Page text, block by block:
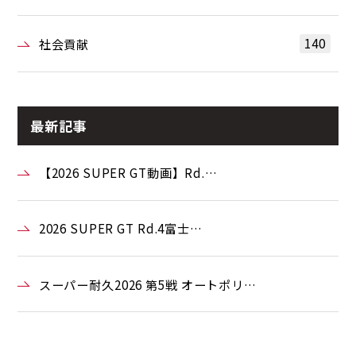
社会貢献 140
最新記事
【2026 SUPER GT動画】Rd.…
2026 SUPER GT Rd.4富士…
スーパー耐久2026 第5戦 オートポリ…